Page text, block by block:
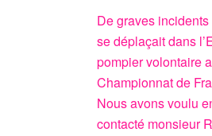
De graves
se déplaçait dans
pompier volontaire
Championnat de
Nous avons voulu
contacté monsieur